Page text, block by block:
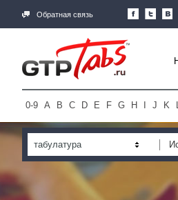
Обратная связь
0-9 A B C D E F G H J K
табулатура